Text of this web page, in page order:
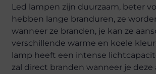
Led lampen zijn duurzaam, beter
hebben lange branduren, ze
wanneer ze branden, je kan ze
verschillende warme en koele
lamp heeft een intense
zal direct branden wanneer je deze